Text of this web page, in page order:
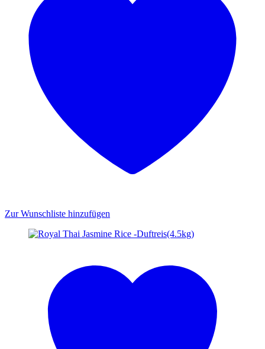
Zur Wunschliste hinzufügen